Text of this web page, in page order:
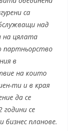
са
над
на цялата
партньорство
в
на които
ти и в края
да се
се
бизнес планове.